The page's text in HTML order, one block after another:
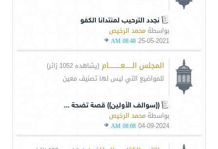
نجدد الترحيب لمنتدانا الكفو
بواسطة محمد الرخيص
25-05-2021
08:48 AM
المجلس الـــــعــــــــام (يشاهده 1052 زائر)
للمواضيع التي ليس لها تصنيف معين
((سوالف الأولين)) قصة تضحة ...
بواسطة محمد الرخيص
04-09-2024
08:08 AM